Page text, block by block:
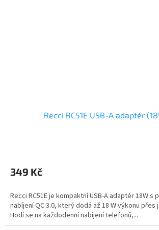
Recci RC51E USB-A adaptér
349 Kč
Recci RC51E je kompaktní USB-A adaptér 18W
nabíjení QC 3.0, který dodá až 18 W výkonu přes
Hodí se na každodenní nabíjení telefonů,...